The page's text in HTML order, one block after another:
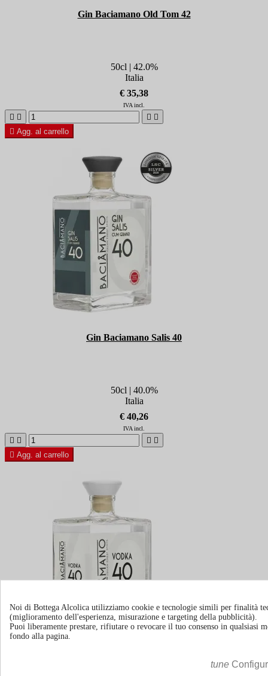
Gin Baciamano Old Tom 42
50cl | 42.0%
Italia
€ 35,38
IVA incl.
   
 Agg. al carrello
Gin Baciamano Salis 40
50cl | 40.0%
Italia
€ 40,26
IVA incl.
   
 Agg. al carrello
Noi di Bottega Alcolica utilizziamo cookie e tecnologie simili per finalità
(miglioramento dell'esperienza, misurazione e targeting della pubblicità).
Puoi liberamente prestare, rifiutare o revocare il tuo consenso in qualsiasi
fondo alla pagina.
tune